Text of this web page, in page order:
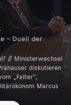
- Duell der
// Ministerwechsel
diskutieren
„Falter“,
Marcus